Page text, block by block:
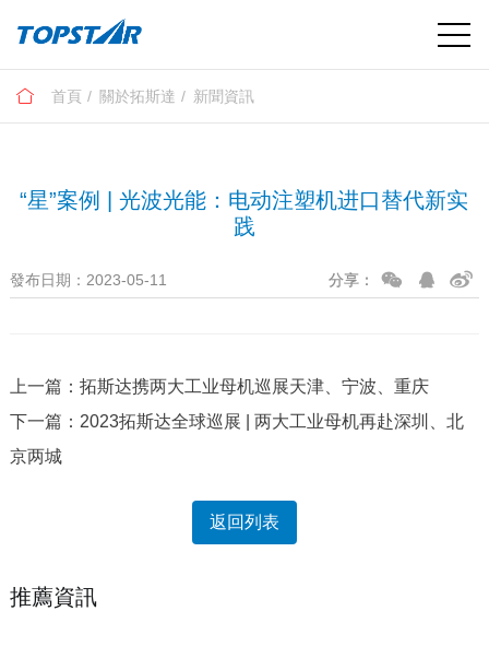
首頁 關於拓斯達 新聞資訊
“星”案例 | 光波光能：电动注塑机进口替代新实
践
發布日期：2023-05-11 分享：
上一篇：拓斯达携两大工业母机巡展天津、宁波、重庆
下一篇：2023拓斯达全球巡展 | 两大工业母机再赴深圳、北
京两城
返回列表
推薦資訊